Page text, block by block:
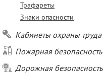
Трафареты
Знаки опасности
Кабинеты охраны труда
Пожарная безопасность
Дорожная безопасность